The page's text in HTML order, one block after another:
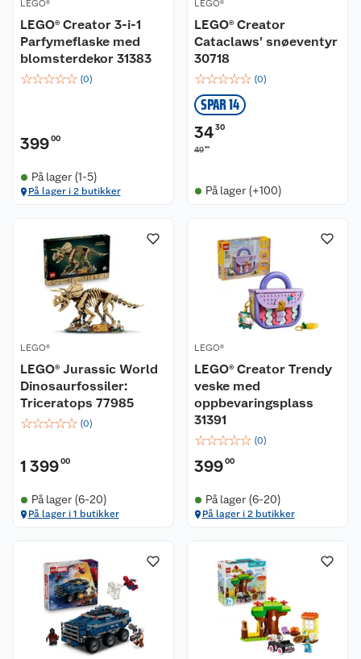
LEGO®
LEGO® Creator 3-i-1
Parfymeflaske med
blomsterdekor 31383
☆☆☆☆☆ (0)
39900
På lager (1-5)
På lager i 2 butikker
LEGO®
LEGO® Creator
Cataclaws’ snøeventyr
30718
☆☆☆☆☆ (0)
SPAR 14
3430
4900
På lager (+100)
LEGO®
LEGO® Jurassic World
Dinosaurfossiler:
Triceratops 77985
☆☆☆☆☆ (0)
1 39900
På lager (6-20)
På lager i 1 butikker
LEGO®
LEGO® Creator Trendy
veske med
oppbevaringsplass
31391
☆☆☆☆☆ (0)
39900
På lager (6-20)
På lager i 2 butikker